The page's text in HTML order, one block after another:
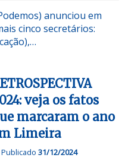
anunciou em
cinco secretários:
veja os fatos
marcaram o ano
Limeira
31/12/2024